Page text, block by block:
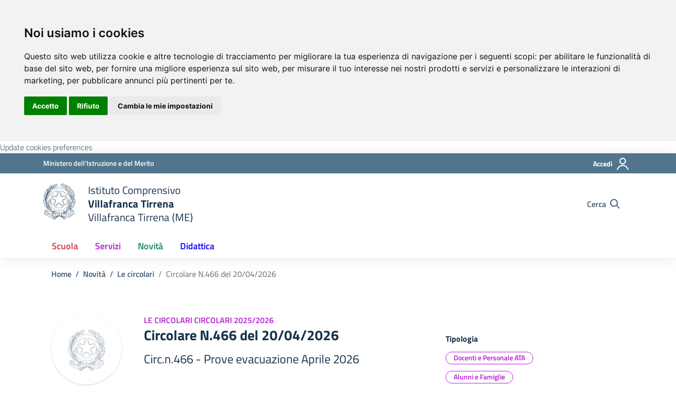
Noi usiamo i cookies
Questo sito web utilizza cookie e altre tecnologie di tracciamento per migliorare la tua esperienza di navigazione per i seguenti scopi: per abilitare le funzionalità di
base del sito web, per fornire una migliore esperienza sul sito web, per misurare il tuo interesse nei nostri prodotti e servizi e personalizzare le interazioni di
marketing, per pubblicare annunci più pertinenti per te.
Accetto Rifiuto Cambia le mie impostazioni
Update cookies preferences
Ministero dell'Istruzione e del Merito Accedi
Istituto Comprensivo
Villafranca Tirrena
Villafranca Tirrena (ME)
Cerca
Scuola Servizi Novità Didattica
Home Novità Le circolari Circolare N.466 del 20/04/2026
LE CIRCOLARI CIRCOLARI 2025/2026
Circolare N.466 del 20/04/2026
Circ.n.466 - Prove evacuazione Aprile 2026
Tipologia
Docenti e Personale ATA
Alunni e Famiglie